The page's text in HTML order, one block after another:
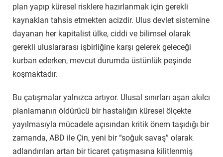
plan yapıp küresel risklere hazırlanmak için gerekli
kaynakları tahsis etmekten acizdir. Ulus devlet sistemine
dayanan her kapitalist ülke, ciddi ve bilimsel olarak
gerekli uluslararası işbirliğine karşı gelerek geleceği
kurban ederken, mevcut durumda üstünlük peşinde
koşmaktadır.
Bu çatışmalar yalnızca artıyor. Ulusal sınırları aşan akılcı
planlamanın öldürücü bir hastalığın küresel ölçekte
yayılmasıyla mücadele açısından kritik önem taşıdığı bir
zamanda, ABD ile Çin, yeni bir “soğuk savaş” olarak
adlandırılan artan bir ticaret çatışmasına kilitlenmiş